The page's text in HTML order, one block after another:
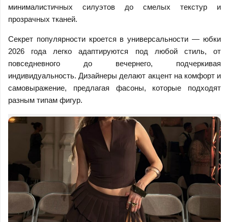
минималистичных силуэтов до смелых текстур и
прозрачных тканей.
Секрет популярности кроется в универсальности — юбки
2026 года легко адаптируются под любой стиль, от
повседневного до вечернего, подчеркивая
индивидуальность. Дизайнеры делают акцент на комфорт и
самовыражение, предлагая фасоны, которые подходят
разным типам фигур.